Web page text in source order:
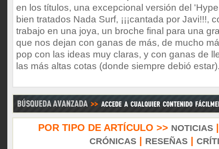
en los títulos, una excepcional versión del
bien tratados Nada Surf, ¡¡¡cantada por Javi!!!,
trabajo en una joya, un broche final para una
que nos dejan con ganas de más, de mucho
pop con las ideas muy claras, y con ganas de
las más altas cotas (donde siempre debió
POR TIPO DE ARTÍCULO >> NOTICIAS
CRÓNICAS| RESEÑAS|